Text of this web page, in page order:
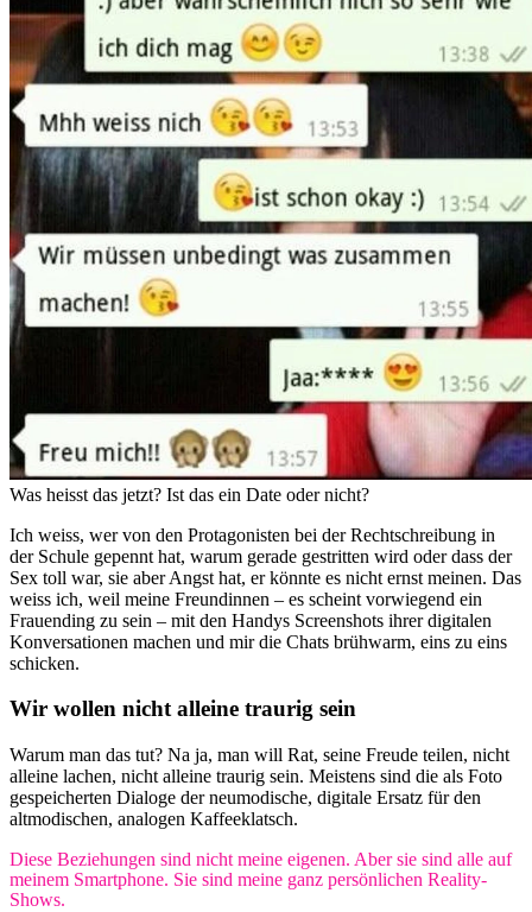
Was heisst das jetzt? Ist das ein Date oder nicht?
Ich weiss, wer von den Protagonisten bei der Rechtschreibung in
der Schule gepennt hat, warum gerade gestritten wird oder dass der
Sex toll war, sie aber Angst hat, er könnte es nicht ernst meinen. Das
weiss ich, weil meine Freundinnen – es scheint vorwiegend ein
Frauending zu sein – mit den Handys Screenshots ihrer digitalen
Konversationen machen und mir die Chats brühwarm, eins zu eins
schicken.
Wir wollen nicht alleine traurig sein
Warum man das tut? Na ja, man will Rat, seine Freude teilen, nicht
alleine lachen, nicht alleine traurig sein. Meistens sind die als Foto
gespeicherten Dialoge der neumodische, digitale Ersatz für den
altmodischen, analogen Kaffeeklatsch.
Diese Beziehungen sind nicht meine eigenen. Aber sie sind alle auf
meinem Smartphone. Sie sind meine ganz persönlichen Reality-
Shows.